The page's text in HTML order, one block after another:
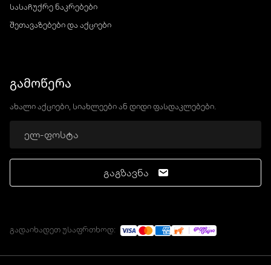
სასაჩუქრე ნაკრებები
შეთავაზებები და აქციები
გამოწერა
ახალი აქციები, სიახლეები ან დიდი ფასდაკლებები.
გაგზავნა
გადაიხადეთ უსაფრთხოდ: